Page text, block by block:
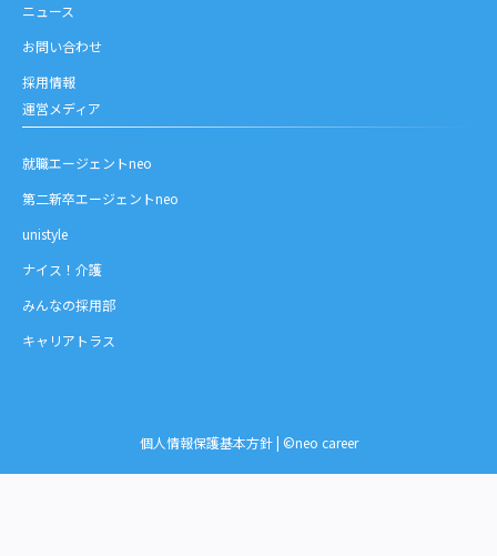
ニュース
お問い合わせ
採用情報
運営メディア
就職エージェントneo
第二新卒エージェントneo
unistyle
ナイス！介護
みんなの採用部
キャリアトラス
個人情報保護基本方針| ©neo career